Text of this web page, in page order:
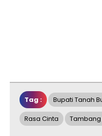
Tag : Bupati Tanah
Rasa Cinta